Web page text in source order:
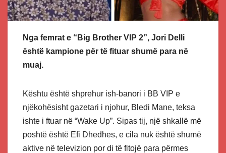
Nga femrat e “Big Brother VIP 2”, Jori Delli
është kampione për të fituar shumë para në
muaj.
Kështu është shprehur ish-banori i BB VIP e
njëkohësisht gazetari i njohur, Bledi Mane, teksa
ishte i ftuar në “Wake Up”. Sipas tij, një shkallë më
poshtë është Efi Dhedhes, e cila nuk është shumë
aktive në televizion por di të fitojë para përmes